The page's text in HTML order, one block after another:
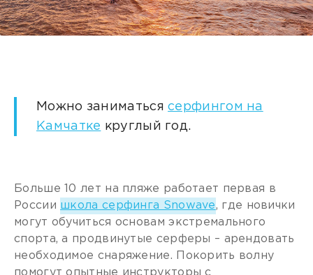
Можно заниматьсясерфингом на
Камчатке круглый год.
Больше 10 лет на пляже работает первая в
России школа серфинга Snowave, где новички
могут обучиться основам экстремального
спорта, а продвинутые серферы – арендовать
необходимое снаряжение. Покорить волну
помогут опытные инструкторы с